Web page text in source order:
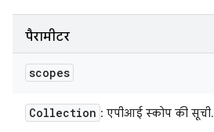
पैरामीटर
scopes
Collection : एपीआई स्कोप की सूची.